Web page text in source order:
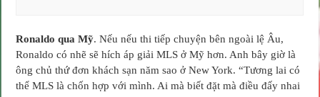
Ronaldo qua Mỹ. Nếu nếu thi tiếp chuyện bên ngoài lệ Âu,
Ronaldo có nhẽ sẽ hích áp giải MLS ở Mỹ hơn. Anh bây giờ là
ông chủ thứ đơn khách sạn năm sao ở New York. “Tương lai có
thể MLS là chốn hợp với mình. Ai mà biết đặt mà điều đấy nhai